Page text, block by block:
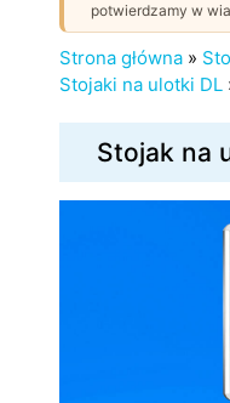
potwierdzamy w
Strona główna »
Stojaki na ulotki DL
Stojak na